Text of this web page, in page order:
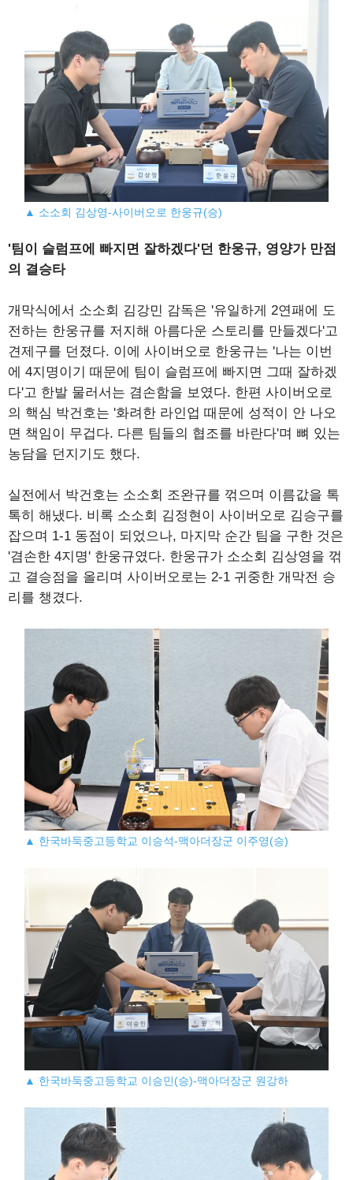
▲ 소소회 김상영-사이버오로 한웅규(승)
'팀이 슬럼프에 빠지면 잘하겠다'던 한웅규, 영양가 만점
의 결승타
개막식에서 소소회 김강민 감독은 '유일하게 2연패에 도
전하는 한웅규를 저지해 아름다운 스토리를 만들겠다'고
견제구를 던졌다. 이에 사이버오로 한웅규는 '나는 이번
에 4지명이기 때문에 팀이 슬럼프에 빠지면 그때 잘하겠
다'고 한발 물러서는 겸손함을 보였다. 한편 사이버오로
의 핵심 박건호는 '화려한 라인업 때문에 성적이 안 나오
면 책임이 무겁다. 다른 팀들의 협조를 바란다'며 뼈 있는
농담을 던지기도 했다.
실전에서 박건호는 소소회 조완규를 꺾으며 이름값을 톡
톡히 해냈다. 비록 소소회 김정현이 사이버오로 김승구를
잡으며 1-1 동점이 되었으나, 마지막 순간 팀을 구한 것은
'겸손한 4지명' 한웅규였다. 한웅규가 소소회 김상영을 꺾
고 결승점을 올리며 사이버오로는 2-1 귀중한 개막전 승
리를 챙겼다.
▲ 한국바둑중고등학교 이승석-맥아더장군 이주영(승)
▲ 한국바둑중고등학교 이승민(승)-맥아더장군 원강하